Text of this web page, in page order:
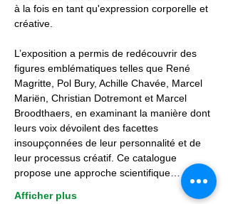
à la fois en tant qu'expression corporelle et
créative.
L’exposition a permis de redécouvrir des
figures emblématiques telles que René
Magritte, Pol Bury, Achille Chavée, Marcel
Mariën, Christian Dotremont et Marcel
Broodthaers, en examinant la manière dont
leurs voix dévoilent des facettes
insoupçonnées de leur personnalité et de
leur processus créatif. Ce catalogue
propose une approche scientifique…
Afficher plus